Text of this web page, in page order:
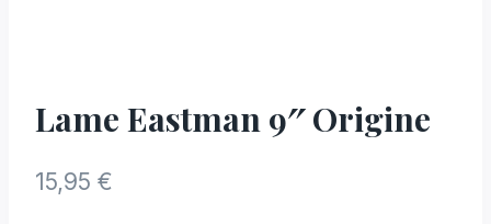
Lame Eastman 9″ Origine
15,95 €